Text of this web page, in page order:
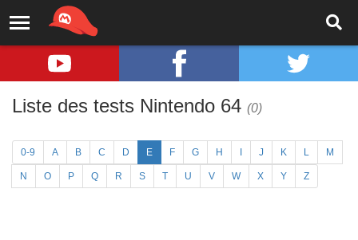
Liste des tests Nintendo 64 (0)
0-9 A B C D E F G H J K L M
N O P Q R S T U V W X Y Z